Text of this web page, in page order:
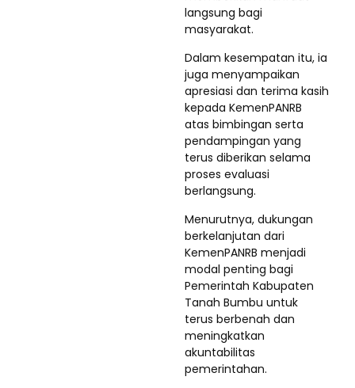
langsung bagi
masyarakat.
Dalam kesempatan itu, ia
juga menyampaikan
apresiasi dan terima kasih
kepada KemenPANRB
atas bimbingan serta
pendampingan yang
terus diberikan selama
proses evaluasi
berlangsung.
Menurutnya, dukungan
berkelanjutan dari
KemenPANRB menjadi
modal penting bagi
Pemerintah Kabupaten
Tanah Bumbu untuk
terus berbenah dan
meningkatkan
akuntabilitas
pemerintahan.